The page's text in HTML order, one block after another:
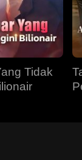
Tidak